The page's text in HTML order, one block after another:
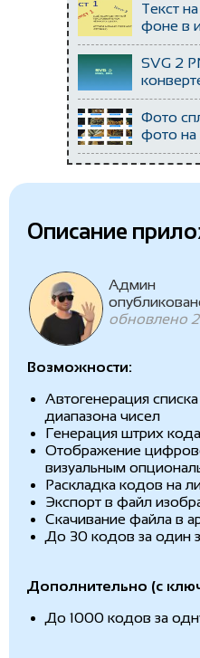
Текст
фоне в
SVG 2
Фото
фото на
Описание
Админ
обновлено
Возможности:
Автогенерация
диапазона чисел
Генерация штрих
Отображение
визуальным
Раскладка кодов на
Экспорт в файл
Скачивание файла в
До 30 кодов за один
Дополнительно (с
До 1000 кодов за